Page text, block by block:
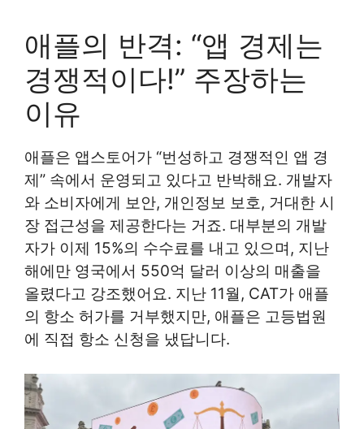
애플의 반격: “앱 경제는
경쟁적이다!” 주장하는
이유
애플은 앱스토어가 “번성하고 경쟁적인 앱 경
제” 속에서 운영되고 있다고 반박해요. 개발자
와 소비자에게 보안, 개인정보 보호, 거대한 시
장 접근성을 제공한다는 거죠. 대부분의 개발
자가 이제 15%의 수수료를 내고 있으며, 지난
해에만 영국에서 550억 달러 이상의 매출을
올렸다고 강조했어요. 지난 11월, CAT가 애플
의 항소 허가를 거부했지만, 애플은 고등법원
에 직접 항소 신청을 냈답니다.